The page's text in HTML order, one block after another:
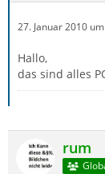
27. Januar 2010
Hallo,
das sind alles
rum